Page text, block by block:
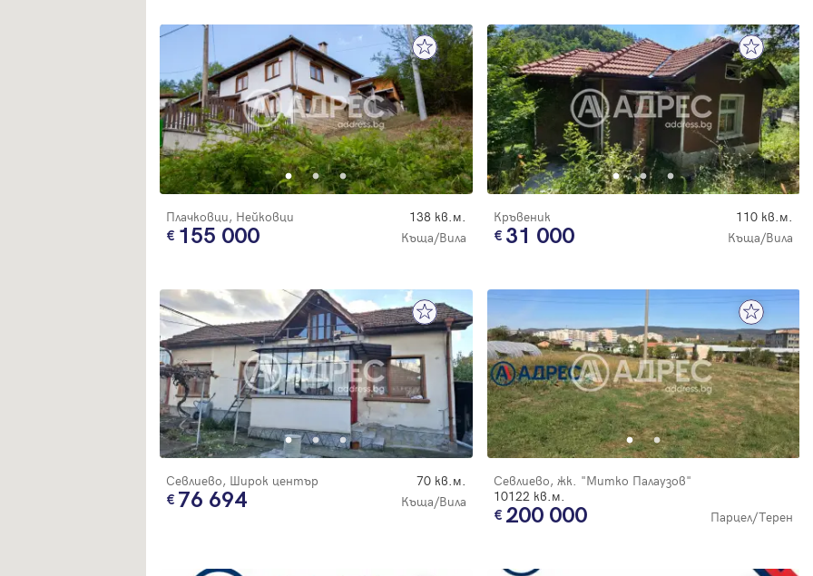
Плачковци, Нейковци 138 кв.м.
155 000 Къща/Вила
Кръвеник 110 кв.м.
31 000 Къща/Вила
Севлиево, Широк център 70 кв.м.
76 694 Къща/Вила
Севлиево, жк. "Митко Палаузов"
10122 кв.м.
200 000 Парцел/Терен